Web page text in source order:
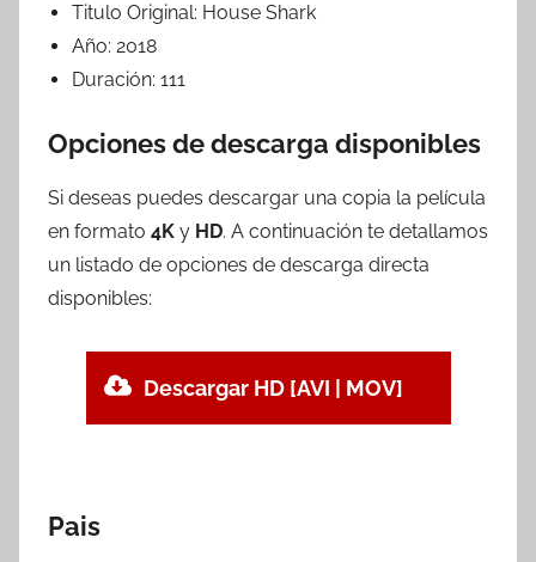
Titulo Original: House Shark
Año: 2018
Duración: 111
Opciones de descarga disponibles
Si deseas puedes descargar una copia la película
en formato 4K y HD. A continuación te detallamos
un listado de opciones de descarga directa
disponibles:
Descargar HD [AVI | MOV]
Pais